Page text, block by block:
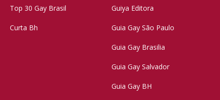
Top 30 Gay Brasil
Curta Bh
Guiya Editora
Guia Gay São Paulo
Guia Gay Brasilia
Guia Gay Salvador
Guia Gay BH